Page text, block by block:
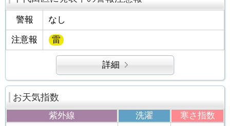
警報 なし
注意報 雷
詳細
お天気指数
紫外線 洗濯 寒さ指数